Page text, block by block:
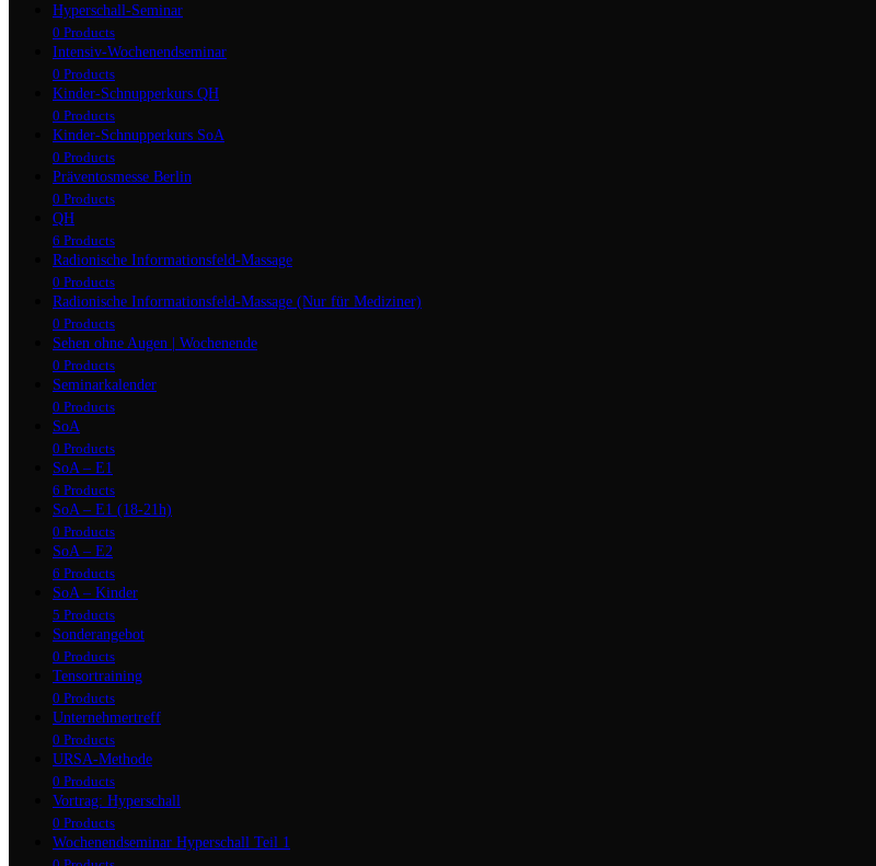
Hyperschall-Seminar
0 Products
Intensiv-Wochenendseminar
0 Products
Kinder-Schnupperkurs QH
0 Products
Kinder-Schnupperkurs SoA
0 Products
Präventosmesse Berlin
0 Products
QH
6 Products
Radionische Informationsfeld-Massage
0 Products
Radionische Informationsfeld-Massage (Nur für Mediziner)
0 Products
Sehen ohne Augen | Wochenende
0 Products
Seminarkalender
0 Products
SoA
0 Products
SoA – E1
6 Products
SoA – E1 (18-21h)
0 Products
SoA – E2
6 Products
SoA – Kinder
5 Products
Sonderangebot
0 Products
Tensortraining
0 Products
Unternehmertreff
0 Products
URSA-Methode
0 Products
Vortrag: Hyperschall
0 Products
Wochenendseminar Hyperschall Teil 1